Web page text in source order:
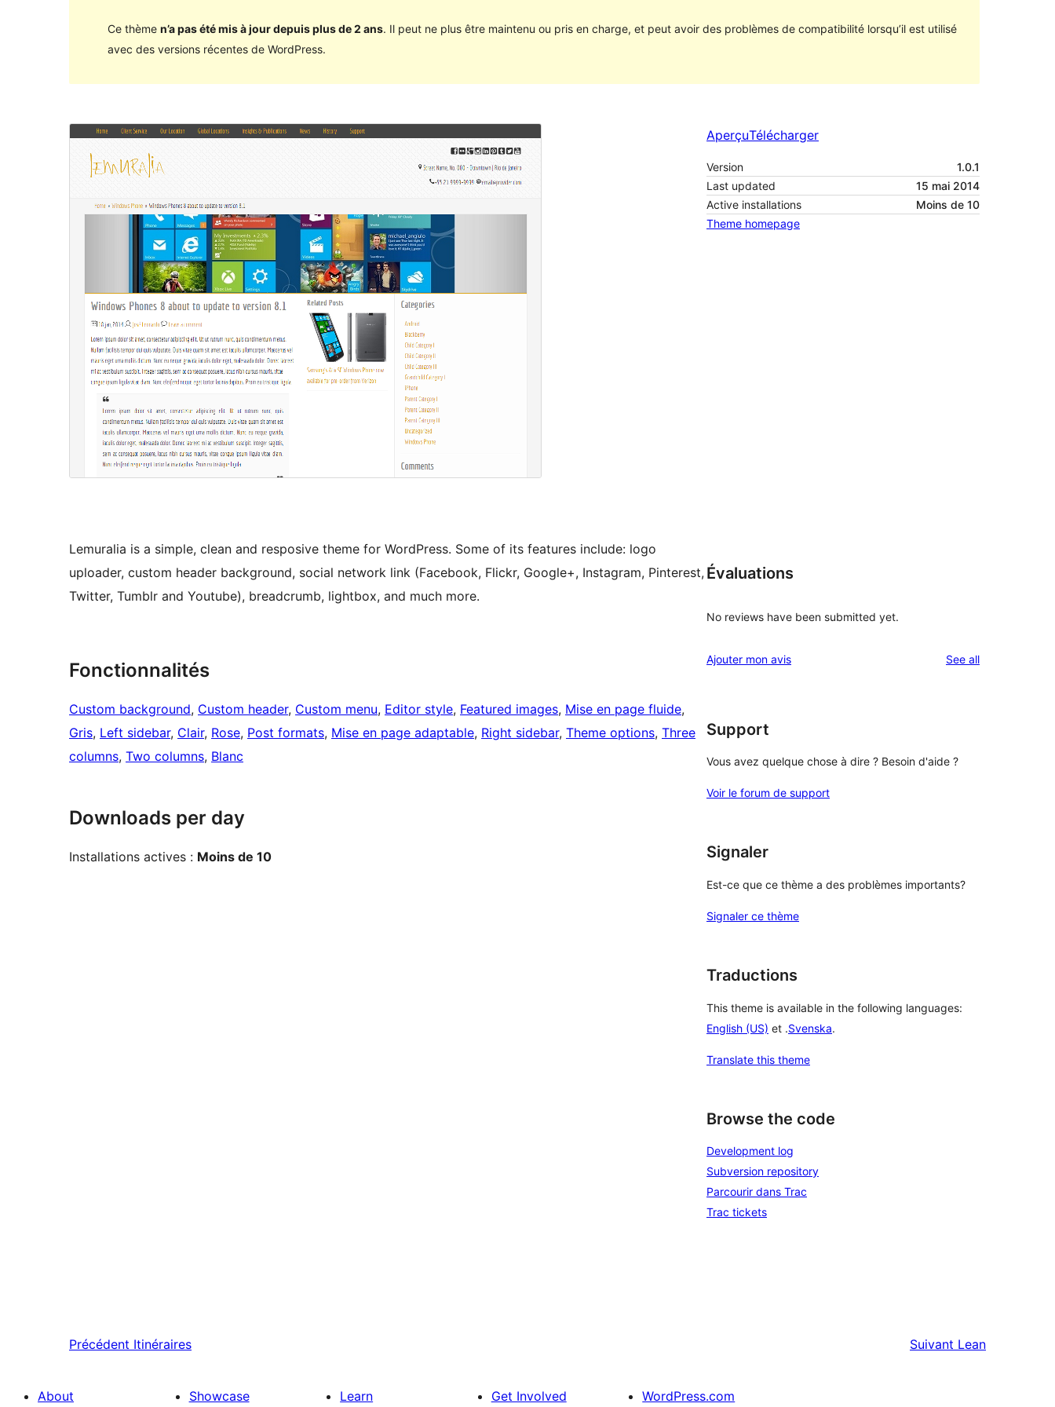
Ce thème n’a pas été mis à jour depuis plus de 2 ans. Il peut ne plus être maintenu ou pris en charge, et peut avoir des problèmes de compatibilité lorsqu’il est utilisé
avec des versions récentes de WordPress.
AperçuTélécharger
Version
1.0.1
Last updated
15 mai 2014
Active installations
Moins de 10
Theme homepage
Lemuralia is a simple, clean and resposive theme for WordPress. Some of its features include: logo
uploader, custom header background, social network link (Facebook, Flickr, Google+, Instagram, Pinterest,
Twitter, Tumblr and Youtube), breadcrumb, lightbox, and much more.
Fonctionnalités
Custom background, Custom header, Custom menu, Editor style, Featured images, Mise en page fluide
Gris, Left sidebar, Clair, Rose, Post formats, Mise en page adaptable, Right sidebar, Theme options, Three
columns, Two columns, Blanc
Downloads per day
Installations actives : Moins de 10
Évaluations
No reviews have been submitted yet.
Ajouter mon avis See allreviews
Support
Vous avez quelque chose à dire ? Besoin d'aide ?
Voir le forum de support
Signaler
Est-ce que ce thème a des problèmes importants?
Signaler ce thème
Traductions
This theme is available in the following languages:
English (US) et .Svenska.
Translate this theme
Browse the code
Development log
Subversion repository
Parcourir dans Trac
Trac tickets
Précédent Itinéraires Suivant Lean
About Showcase Learn Get Involved WordPress.com